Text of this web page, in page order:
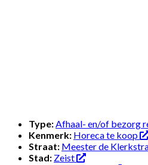
Type:Afhaal- en/of bezorg
Kenmerk: Horeca te koop
Straat: Meester de
Stad: Zeist